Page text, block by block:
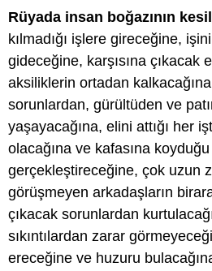
Rüyada insan boğazının
kılmadığı işlere gireceğine,
gideceğine, karşısına çıkacak
aksiliklerin ortadan
sorunlardan, gürültüden ve
yaşayacağına, elini attığı her
olacağına ve kafasına
gerçekleştireceğine, çok uzun
görüşmeyen arkadaşların
çıkacak sorunlardan
sıkıntılardan zarar
ereceğine ve huzuru